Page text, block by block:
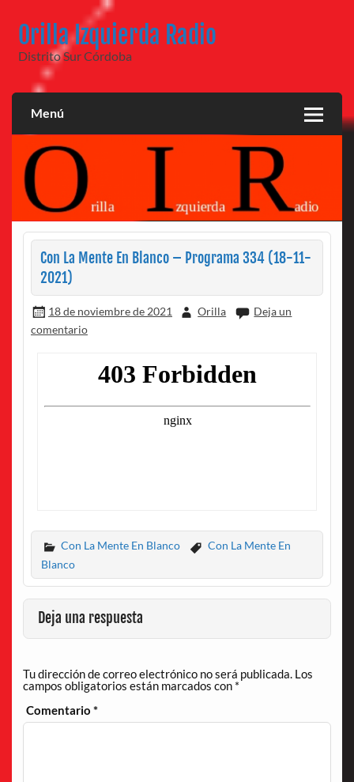
contenido
Orilla Izquierda Radio
Distrito Sur Córdoba
Menú
Con La Mente En Blanco – Programa 334 (18-11-
2021)
18 de noviembre de 2021 Orilla
Deja un
comentario
Con La Mente En Blanco
Con La Mente En
Blanco
Deja una respuesta
Tu dirección de correo electrónico no será publicada. Los
campos obligatorios están marcados con *
Comentario*